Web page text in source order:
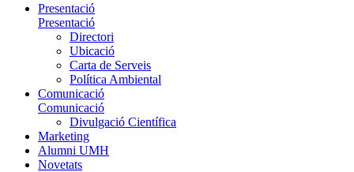
Presentació
Presentació
Directori
Ubicació
Carta de Serveis
Política Ambiental
Comunicació
Comunicació
Divulgació Científica
Marketing
Alumni UMH
Novetats